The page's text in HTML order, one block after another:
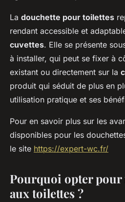
La douchette pour toilettes
rendant accessible et
cuvettes. Elle se présente
à installer, qui peut se fixer à
existant ou directement sur la
produit qui séduit de plus en
utilisation pratique et ses
Pour en savoir plus sur les
disponibles pour les
le site https://expert-wc.fr/
Pourquoi opter
aux toilettes ?